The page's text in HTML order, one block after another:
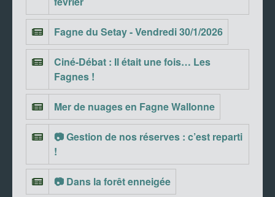
Fagne du Setay - Vendredi 30/1/2026
Ciné-Débat : Il était une fois… Les
Fagnes !
Mer de nuages en Fagne Wallonne
📷 Gestion de nos réserves : c’est reparti
!
📷 Dans la forêt enneigée